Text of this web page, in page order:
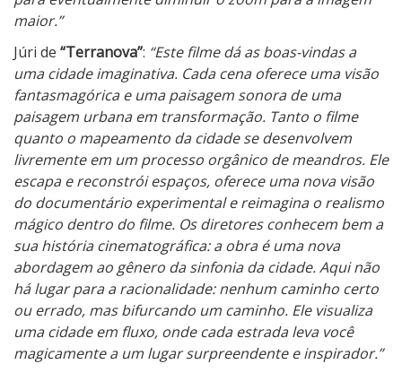
maior.”
Júri de “Terranova”: “Este filme dá as boas-vindas a
uma cidade imaginativa. Cada cena oferece uma visão
fantasmagórica e uma paisagem sonora de uma
paisagem urbana em transformação. Tanto o filme
quanto o mapeamento da cidade se desenvolvem
livremente em um processo orgânico de meandros. Ele
escapa e reconstrói espaços, oferece uma nova visão
do documentário experimental e reimagina o realismo
mágico dentro do filme. Os diretores conhecem bem a
sua história cinematográfica: a obra é uma nova
abordagem ao gênero da sinfonia da cidade. Aqui não
há lugar para a racionalidade: nenhum caminho certo
ou errado, mas bifurcando um caminho. Ele visualiza
uma cidade em fluxo, onde cada estrada leva você
magicamente a um lugar surpreendente e inspirador.”